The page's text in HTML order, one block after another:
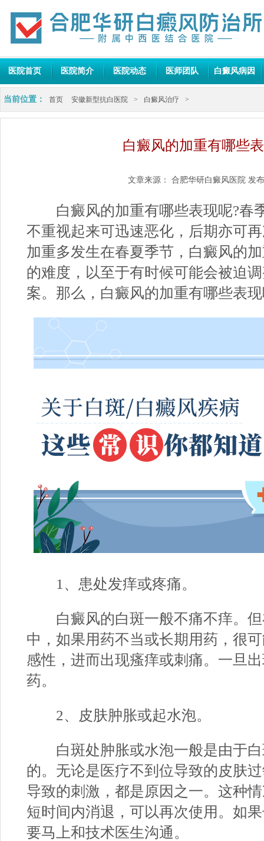
医院首页 医院简介 医院动态 医师团队 白癜风病因
当前位置： 首页 安徽新型抗白医院 > 白癜风治疗 >
白癜风的加重有哪些
文章来源： 合肥华研白癜风医院 发
白癜风的加重有哪些表现呢?春
不重视起来可迅速恶化，后期亦可
加重多发生在春夏季节，白癜风的
的难度，以至于有时候可能会被迫
案。那么，白癜风的加重有哪些表现
1、患处发痒或疼痛。
白癜风的白斑一般不痛不痒。但
中，如果用药不当或长期用药，很
感性，进而出现瘙痒或刺痛。一旦
药。
2、皮肤肿胀或起水泡。
白斑处肿胀或水泡一般是由于白
的。无论是医疗不到位导致的皮肤
导致的刺激，都是原因之一。这种
短时间内消退，可以再次使用。如
要马上和技术医生沟通。